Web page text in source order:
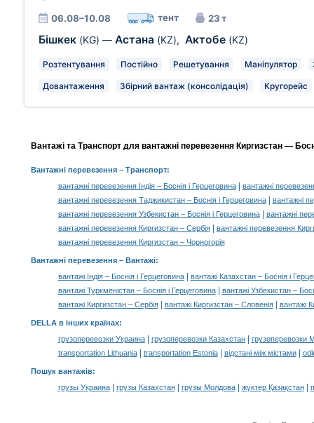
06.08–10.08 тент 23 т
Бішкек (KG) — Астана (KZ), Актобе (KZ)
Розтентування Постійно Решетування Маніпулятор
Довантаження Збірний вантаж (консолідація) Кругорейс
Вантажі та Транспорт для вантажні перевезення Киргизстан —
Вантажні перевезення– Транспорт:
вантажні перевезення Індія – Боснія і Герцеговина|
вантажні
вантажні перевезення Таджикистан – Боснія і Герцеговина|
вантажні
вантажні перевезення Узбекистан – Боснія і Герцеговина|
вантажні
вантажні перевезення Киргизстан – Сербія|
вантажні перевезення
вантажні перевезення Киргизстан – Чорногорія
Вантажні перевезення – Вантажі:
вантажі Індія – Боснія і Герцеговина|
вантажі Казахстан – Боснія і
вантажі Туркменістан – Боснія і Герцеговина|
вантажі Узбекистан –
вантажі Киргизстан – Сербія| вантажі Киргизстан – Словенія| вантажі
DELLA в інших країнах:
грузоперевозки Украина| грузоперевозки Казахстан|
грузоперевозки
transportation Lithuania| transportation Estonia| відстані між містами|
Пошук вантажів:
грузы Украина| грузы Казахстан| грузы Молдова| жүктер Қазақстан|